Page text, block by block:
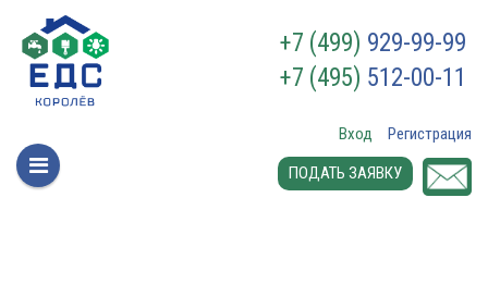
+7 (499) 929-99-99
+7 (495) 512-00-11
Вход
Регистрация
ПОДАТЬ ЗАЯВКУ